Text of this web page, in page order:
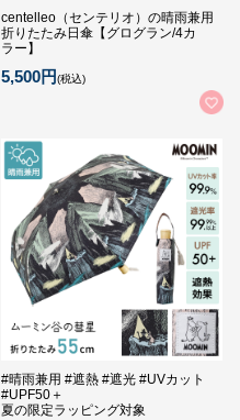
centelleo（センテリオ）の晴雨兼用
折りたたみ日傘【グログラン/4カ
ラー】
5,500円(税込)
#晴雨兼用 #遮熱 #遮光 #UVカット
#UPF50＋
夏の限定ラッピング対象